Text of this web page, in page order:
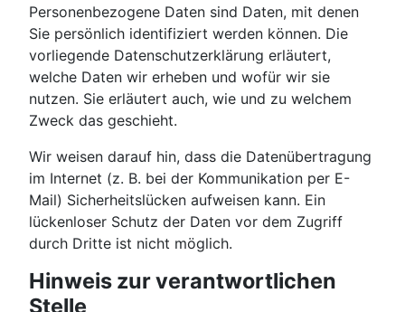
Personenbezogene Daten sind Daten, mit denen
Sie persönlich identifiziert werden können. Die
vorliegende Datenschutzerklärung erläutert,
welche Daten wir erheben und wofür wir sie
nutzen. Sie erläutert auch, wie und zu welchem
Zweck das geschieht.
Wir weisen darauf hin, dass die Datenübertragung
im Internet (z. B. bei der Kommunikation per E-
Mail) Sicherheitslücken aufweisen kann. Ein
lückenloser Schutz der Daten vor dem Zugriff
durch Dritte ist nicht möglich.
Hinweis zur verantwortlichen
Stelle